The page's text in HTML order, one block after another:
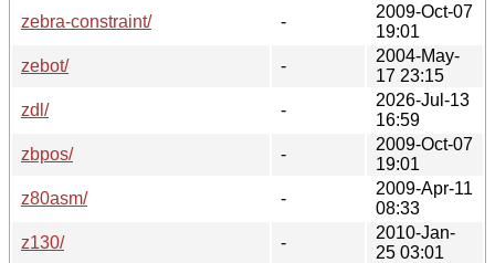
zebra-constraint/
-
2009-Oct-07
19:01
zebot/
-
2004-May-
17 23:15
zdl/
-
2026-Jul-13
16:59
zbpos/
-
2009-Oct-07
19:01
z80asm/
-
2009-Apr-11
08:33
z130/
-
2010-Jan-
25 03:01